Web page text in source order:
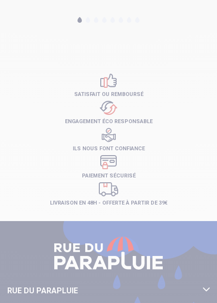
LIVRAISON EN 48H - OFFERTE À PARTIR DE 39€
PAIEMENT SÉCURISÉ
SATISFAIT OU REMBOURSÉ
ENGAGEMENT ÉCO RESPONSABLE
ILS NOUS FONT CONFIANCE
RUE DU PARAPLUIE